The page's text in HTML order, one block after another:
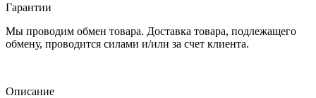
Гарантии
Мы проводим обмен товара. Доставка товара, подлежащего
обмену, проводится силами и/или за счет клиента.
Описание